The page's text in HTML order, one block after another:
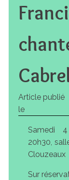
Cabrel
Article publié
le
Samedi
20h30,
Clouzeaux
Sur